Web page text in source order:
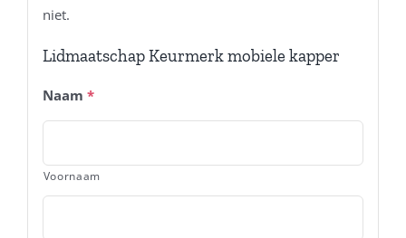
niet.
Lidmaatschap Keurmerk mobiele kapper
Naam *
Voornaam